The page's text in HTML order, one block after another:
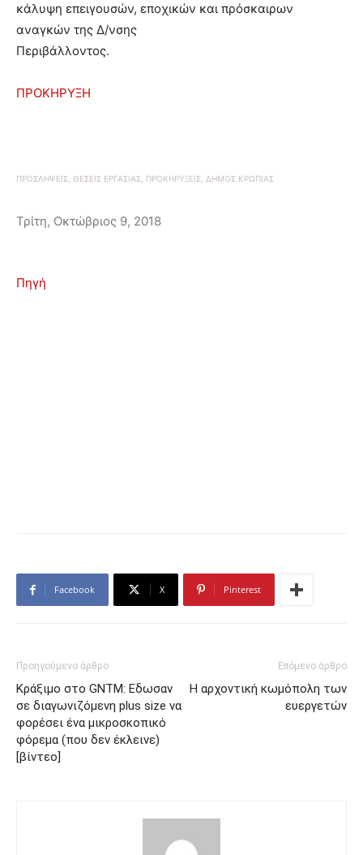
κάλυψη επειγουσών, εποχικών και πρόσκαιρων
αναγκών της ∆/νσης
Περιβάλλοντος.
ΠΡΟΚΗΡΥΞΗ
ΠΡΟΣΛΗΨΕΙΣ, ΘΕΣΕΙΣ ΕΡΓΑΣΙΑΣ, ΠΡΟΚΗΡΥΞΕΙΣ, ΔΗΜΟΣ ΚΡΩΠΙΑΣ
Τρίτη, Οκτώβριος 9, 2018
Πηγή
Facebook X Pinterest
Προηγούμενο άρθρο
Κράξιμο στο GNTM: Εδωσαν
σε διαγωνιζόμενη plus size να
φορέσει ένα μικροσκοπικό
φόρεμα (που δεν έκλεινε)
[βίντεο]
Επόμενο άρθρο
Η αρχοντική κωμόπολη των
ευεργετών